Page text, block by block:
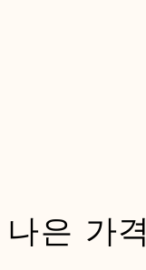
은 가격